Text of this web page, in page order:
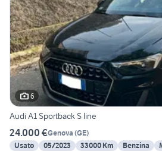
6
Audi A1 Sportback S line
24.000 €Genova (GE)
Usato
05/2023 33000 Km Benzina